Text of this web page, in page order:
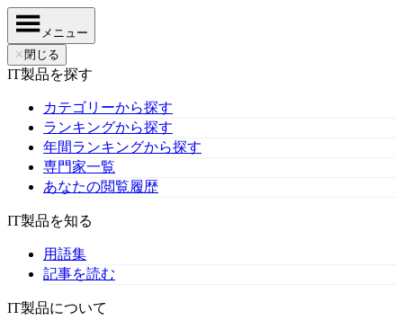
メニュー
✕ 閉じる
IT製品を探す
カテゴリーから探す
ランキングから探す
年間ランキングから探す
専門家一覧
あなたの閲覧履歴
IT製品を知る
用語集
記事を読む
IT製品について